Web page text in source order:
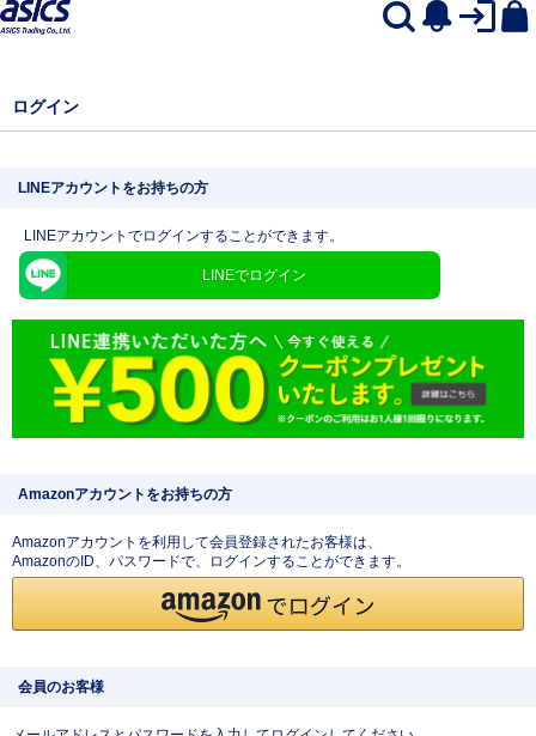
ログイン
LINEアカウントをお持ちの方
LINEアカウントでログインすることができます。
LINEでログイン
Amazonアカウントをお持ちの方
Amazonアカウントを利用して会員登録されたお客様は、
AmazonのID、パスワードで、ログインすることができます。
会員のお客様